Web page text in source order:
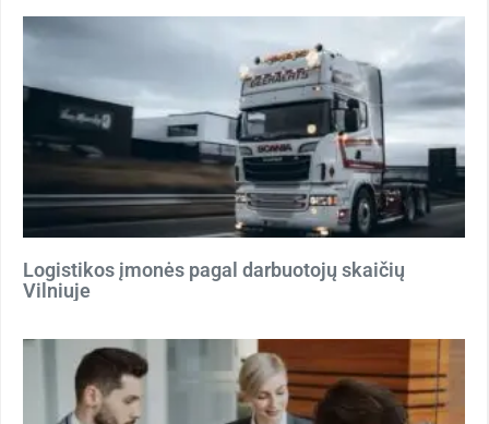
Logistikos įmonės pagal darbuotojų skaičių
Vilniuje